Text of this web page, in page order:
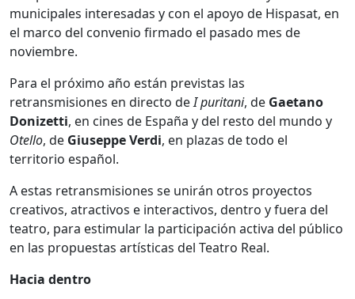
municipales interesadas y con el apoyo de Hispasat, en
el marco del convenio firmado el pasado mes de
noviembre.
Para el próximo año están previstas las
retransmisiones en directo deI puritani, de Gaetano
Donizetti, en cines de España y del resto del mundo y
Otello, de Giuseppe Verdi, en plazas de todo el
territorio español.
A estas retransmisiones se unirán otros proyectos
creativos, atractivos e interactivos, dentro y fuera del
teatro, para estimular la participación activa del público
en las propuestas artísticas del Teatro Real.
Hacia dentro